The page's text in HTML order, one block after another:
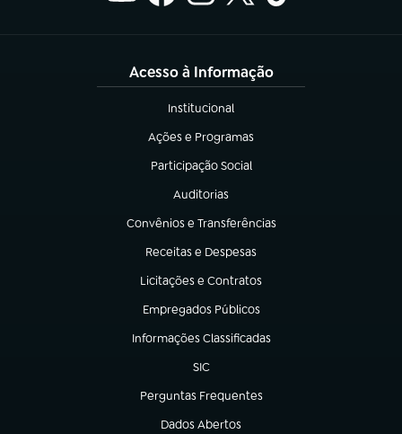
Acesso à Informação
Institucional
(abre em nova aba)
Ações e Programas
(abre em nova aba)
Participação Social
(abre em nova aba)
Auditorias
(abre em nova aba)
Convênios e Transferências
(abre em nova aba)
Receitas e Despesas
(abre em nova aba)
Licitações e Contratos
(abre em nova aba)
Empregados Públicos
(abre em nova aba)
Informações Classificadas
(abre em nova aba)
SIC
(abre em nova aba)
Perguntas Frequentes
(abre em nova aba)
Dados Abertos
(abre em nova aba)